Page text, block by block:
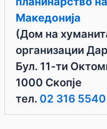
Македонија
(Дом на
организации
Бул. 11-ти
1000 Скопје
тел. 02 316 5540